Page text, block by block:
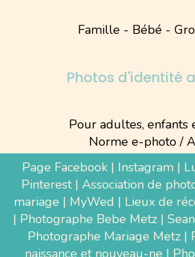
Famille - Bébé -
Photos d'identité
Pour adultes, enfants
Norme e-photo /
Page Facebook| Instagram|
Pinterest| Association de
mariage | MyWed | Lieux de
| Photographe Bebe Metz |
Photographe Mariage Metz|
naissance et nouveau-ne |